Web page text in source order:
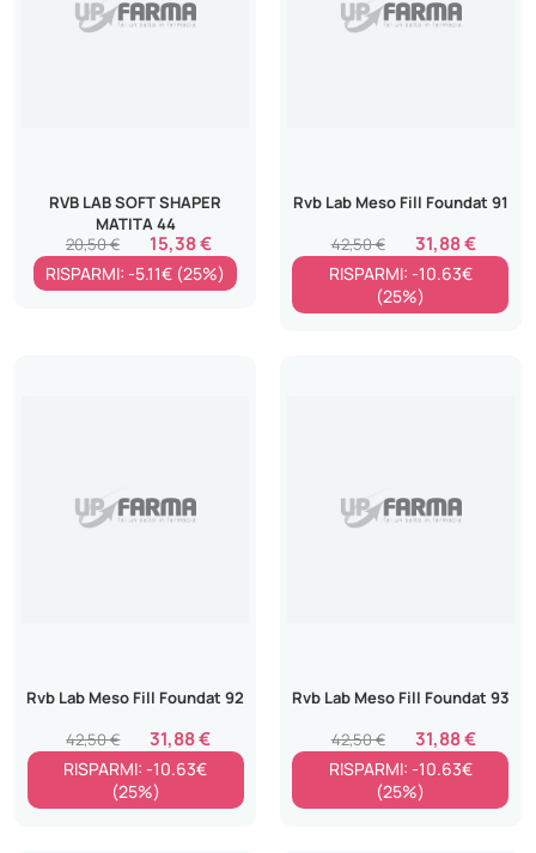
RVB LAB SOFT SHAPER
MATITA 44
15,38 €
20,50 €
RISPARMI: -5.11€ (25%)
Rvb Lab Meso Fill Foundat 91
31,88 €
42,50 €
RISPARMI: -10.63€
(25%)
Rvb Lab Meso Fill Foundat 92
31,88 €
42,50 €
RISPARMI: -10.63€
(25%)
Rvb Lab Meso Fill Foundat 93
31,88 €
42,50 €
RISPARMI: -10.63€
(25%)